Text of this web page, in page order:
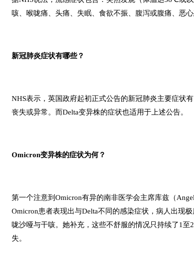
咳、喉咙痛、头痛、失眠、食欲不振、腹泻或腹痛、恶心
新冠肺炎症状有哪些？
NHS表示，英国政府起初正式公告的新冠肺炎主要症状
丧失或异常。而Delta变异株的症状也适用于上述公告。
Omicron变异株的症状为何？
第一个注意到Omicron有异的南非医学会主席库兹（
Omicron患者表现出与Delta不同的感染症状，病人出现
咙沙哑与干咳。她补充，这些不舒服的情况只持续了1
失。